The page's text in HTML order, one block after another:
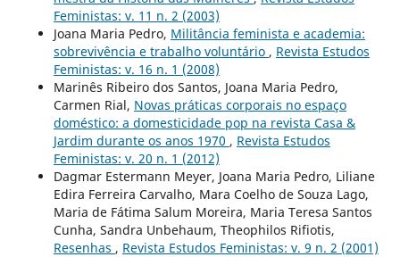
Feministas: v. 11 n. 2 (2003)
Joana Maria Pedro, Militância feminista e academia:
sobrevivência e trabalho voluntário , Revista Estudos
Feministas: v. 16 n. 1 (2008)
Marinês Ribeiro dos Santos, Joana Maria Pedro,
Carmen Rial, Novas práticas corporais no espaço
doméstico: a domesticidade pop na revista Casa &
Jardim durante os anos 1970 , Revista Estudos
Feministas: v. 20 n. 1 (2012)
Dagmar Estermann Meyer, Joana Maria Pedro, Liliane
Edira Ferreira Carvalho, Mara Coelho de Souza Lago,
Maria de Fátima Salum Moreira, Maria Teresa Santos
Cunha, Sandra Unbehaum, Theophilos Rifiotis,
Resenhas , Revista Estudos Feministas: v. 9 n. 2 (2001)